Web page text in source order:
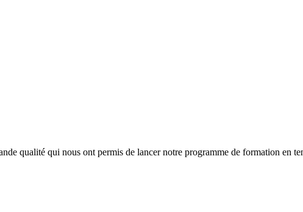
qualité qui nous ont permis de lancer notre programme de formation en